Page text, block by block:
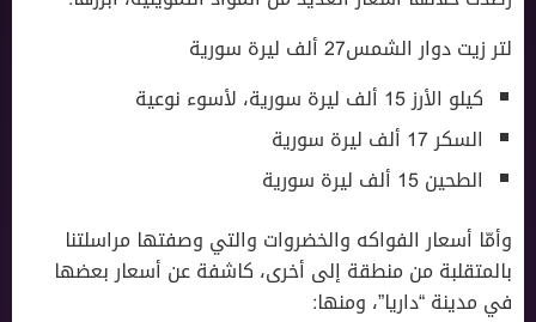
لتر زيت دوار الشمس27 ألف ليرة سورية
كيلو الأرز 15 ألف ليرة سورية، لأسوء نوعية
السكر 17 ألف ليرة سورية
الطحين 15 ألف ليرة سورية
وأمّا أسعار الفواكه والخضروات والتي وصفتها مراسلتنا
بالمتقلبة من منطقة إلى أخرى، كاشفة عن أسعار بعضها
في مدينة “داريا”، ومنها: